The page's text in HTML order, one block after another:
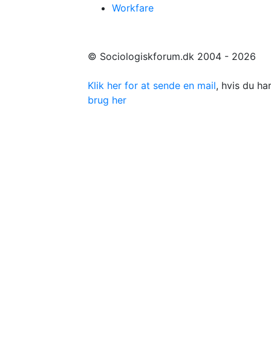
Workfare
© Sociologiskforum.dk 2004 - 2026
Klik her for at sende en mail, hvis du
brug her